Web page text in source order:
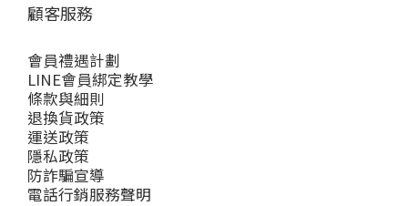
顧客服務
會員禮遇計劃
LINE會員綁定教學
條款與細則
退換貨政策
運送政策
隱私政策
防詐騙宣導
電話行銷服務聲明